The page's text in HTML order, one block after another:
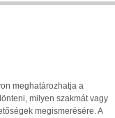
meghatározhatja a
milyen szakmát vagy
megismerésére. A